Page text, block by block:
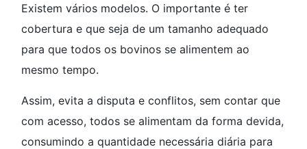
Existem vários modelos. O importante é ter
cobertura e que seja de um tamanho adequado
para que todos os bovinos se alimentem ao
mesmo tempo.
Assim, evita a disputa e conflitos, sem contar que
com acesso, todos se alimentam da forma devida,
consumindo a quantidade necessária diária para